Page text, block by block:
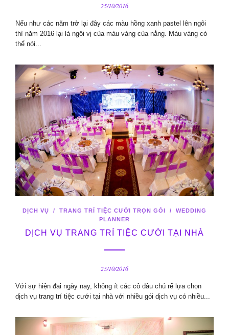
25/10/2016
Nếu như các năm trở lại đây các màu hồng xanh pastel lên ngôi
thì năm 2016 lại là ngôi vị của màu vàng của nắng. Màu vàng có
thể nói...
DỊCH VỤ / TRANG TRÍ TIỆC CƯỚI TRỌN GÓI / WEDDING
PLANNER
DỊCH VỤ TRANG TRÍ TIỆC CƯỚI TẠI NHÀ
25/10/2016
Với sự hiện đại ngày nay, không ít các cô dâu chú rể lựa chọn
dịch vụ trang trí tiệc cưới tại nhà với nhiều gói dịch vụ có nhiều...